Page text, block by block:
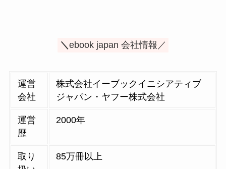
＼ebook japan 会社情報／
運営
会社
株式会社イーブックイニシアティブ
ジャパン・ヤフー株式会社
運営
歴
2000年
取り
85万冊以上